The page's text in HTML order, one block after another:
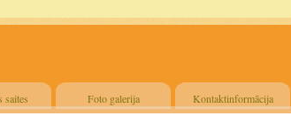
saites Foto galerija Kontaktinformācija